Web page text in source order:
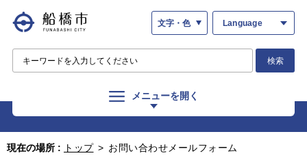
文字・色 Language
検索
メニューを開く
現在の場所 : トップ > お問い合わせメールフォーム